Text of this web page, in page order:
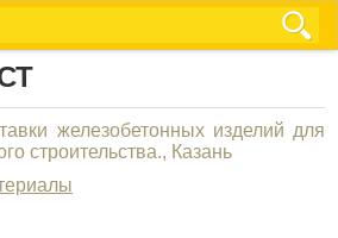
железобетонных изделий для
строительства., Казань